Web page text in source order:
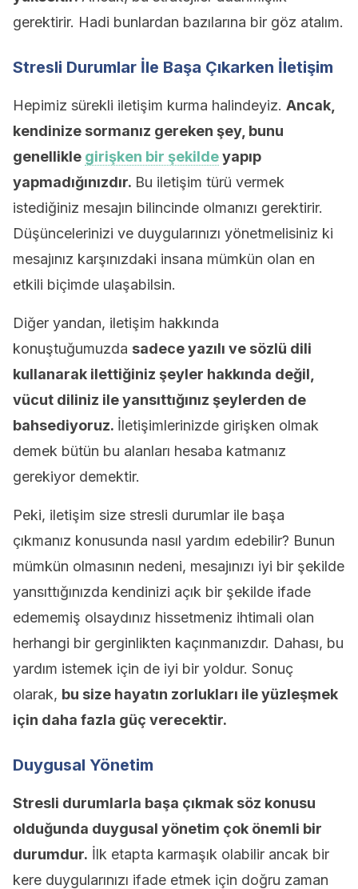
gerektirir. Hadi bunlardan bazılarına bir göz atalım.
Stresli Durumlar İle Başa Çıkarken İletişim
Hepimiz sürekli iletişim kurma halindeyiz. Ancak,
kendinize sormanız gereken şey, bunu
genellikle girişken bir şekildeyapıp
yapmadığınızdır. Bu iletişim türü vermek
istediğiniz mesajın bilincinde olmanızı gerektirir.
Düşüncelerinizi ve duygularınızı yönetmelisiniz ki
mesajınız karşınızdaki insana mümkün olan en
etkili biçimde ulaşabilsin.
Diğer yandan, iletişim hakkında
konuştuğumuzda sadece yazılı ve sözlü dili
kullanarak ilettiğiniz şeyler hakkında değil,
vücut diliniz ile yansıttığınız şeylerden de
bahsediyoruz. İletişimlerinizde girişken olmak
demek bütün bu alanları hesaba katmanız
gerekiyor demektir.
Peki, iletişim size stresli durumlar ile başa
çıkmanız konusunda nasıl yardım edebilir? Bunun
mümkün olmasının nedeni, mesajınızı iyi bir şekilde
yansıttığınızda kendinizi açık bir şekilde ifade
edememiş olsaydınız hissetmeniz ihtimali olan
herhangi bir gerginlikten kaçınmanızdır. Dahası, bu
yardım istemek için de iyi bir yoldur. Sonuç
olarak, bu size hayatın zorlukları ile yüzleşmek
için daha fazla güç verecektir.
Duygusal Yönetim
Stresli durumlarla başa çıkmak söz konusu
olduğunda duygusal yönetim çok önemli bir
durumdur. İlk etapta karmaşık olabilir ancak bir
kere duygularınızı ifade etmek için doğru zaman